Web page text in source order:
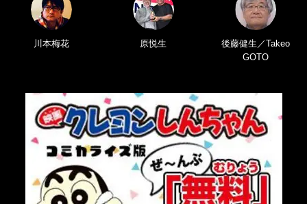
川本梅花 原悦生
後藤健生／Takeo
GOTO